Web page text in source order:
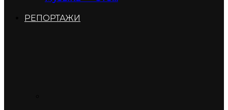
РЕПОРТАЖИ